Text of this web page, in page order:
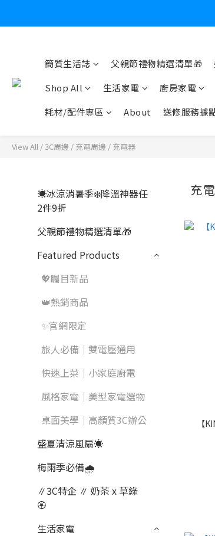
簡質生活誌 父親節禮物精選清單🎁
Shop All
生活家電 廚房家電
耗材/配件專區
About 送修服務據
View All /3C周邊 / 充電周邊 / 充電器
☀️冰涼消暑季❄️降溫神器任
2件9折
父親節禮物精選清單🎁
Featured Products
💖矚目新品
👑熱銷商品
✨官網限定
旅人必備｜雙電壓通用
快速上菜｜小家庭廚電
風格家電｜美型家電選物
桌面美學｜高顏質3C辦公
盛夏清涼風扇☀️
梅雨季必備🌧️
∥3C特企 ∥ 奶茶 x 草綠
🏵
生活家電
充
【